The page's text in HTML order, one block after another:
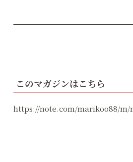
このマガジンはこちら
https://note.com/marikoo88/m/